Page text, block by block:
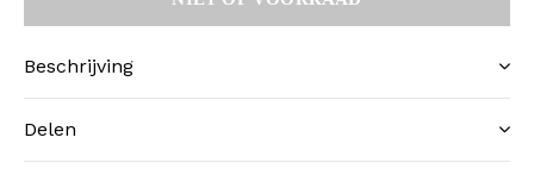
Beschrijving
Delen